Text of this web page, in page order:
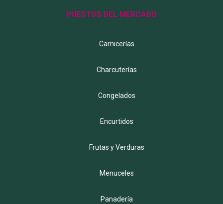
PUESTOS DEL MERCADO
Carnicerías
Charcuterías
Congelados
Encurtidos
Frutas y Verduras
Menuceles
Panadería